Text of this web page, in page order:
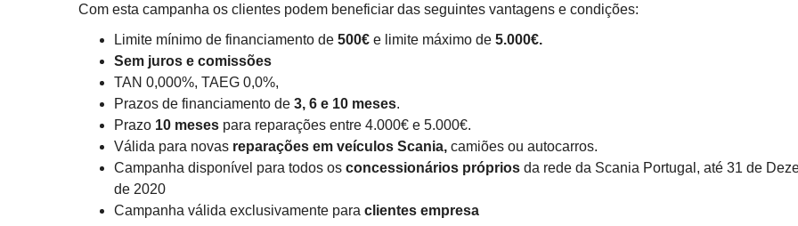
Com esta campanha os clientes podem beneficiar das seguintes vantagens e condições:
Limite mínimo de financiamento de 500€ e limite máximo de 5.000€.
Sem juros e comissões
TAN 0,000%, TAEG 0,0%,
Prazos de financiamento de 3, 6 e 10 meses.
Prazo 10 meses para reparações entre 4.000€ e 5.000€.
Válida para novas reparações em veículos Scania, camiões ou autocarros.
Campanha disponível para todos os concessionários próprios da rede da Scania Portugal, até 31 de
de 2020
Campanha válida exclusivamente para clientes empresa